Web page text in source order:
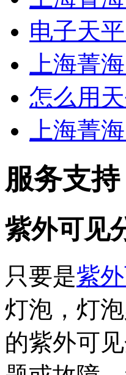
电子天
上海菁
怎么用
上海菁
服务支持
紫外可见
只要是紫
灯泡，灯
的紫外可